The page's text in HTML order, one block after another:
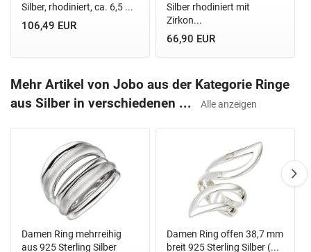
Silber, rhodiniert, ca. 6,5 ...
106,49 EUR
Silber rhodiniert mit
Zirkon...
66,90 EUR
Mehr Artikel von Jobo aus der Kategorie Ringe
aus Silber in verschiedenen ...
Alle anzeigen
Damen Ring mehrreihig
aus 925 Sterling Silber
Damen Ring offen 38,7 mm
breit 925 Sterling Silber (...